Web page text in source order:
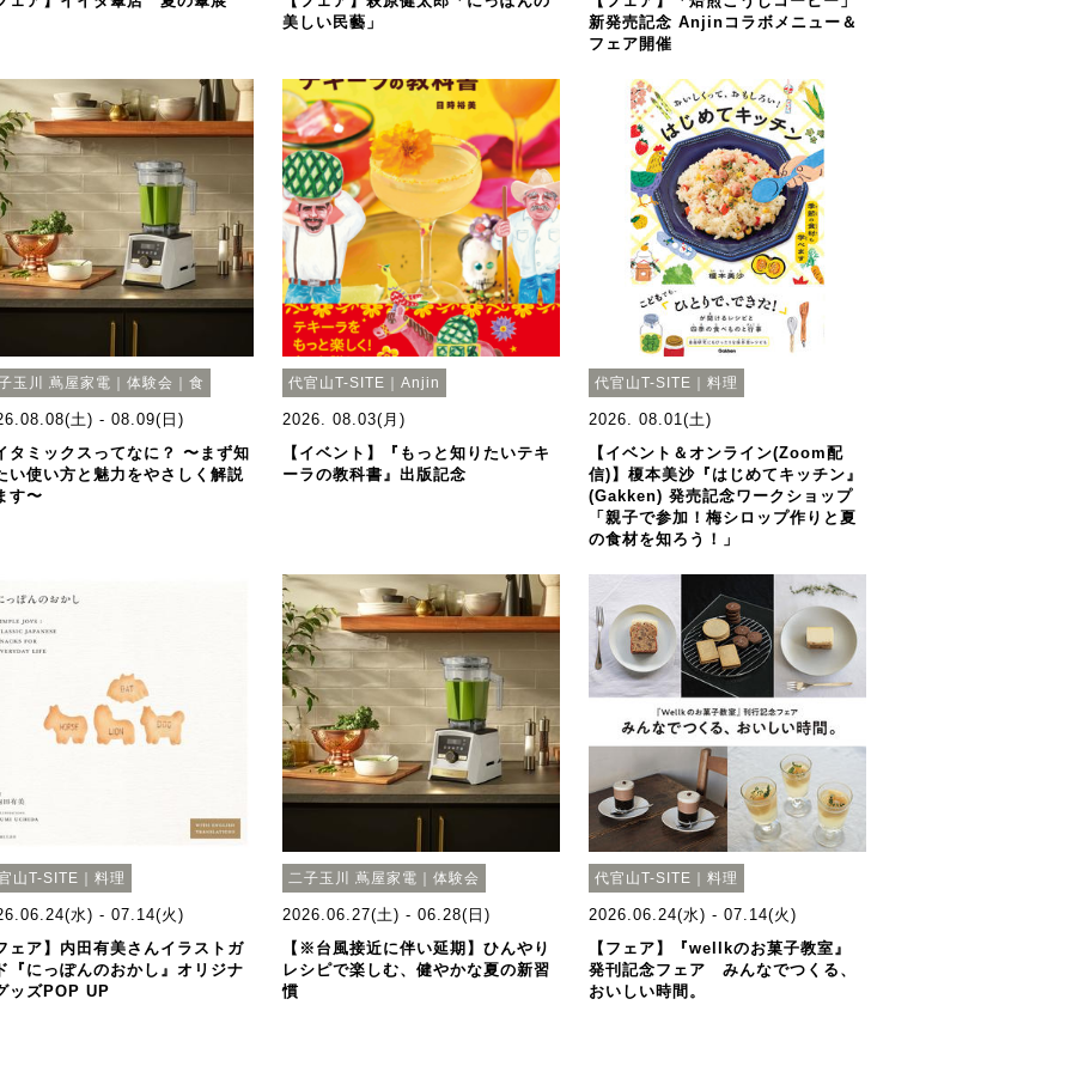
美しい民藝」
新発売記念 Anjinコラボメニュー＆
フェア開催
玉川 蔦屋家電｜体験会｜食
土) - 08.09(日)
タミックスってなに？ 〜まず知
い使い方と魅力をやさしく解説
す〜
代官山T-SITE｜Anjin
2026. 08.03(月)
【イベント】『もっと知りたいテキ
ーラの教科書』出版記念
代官山T-SITE｜料理
2026. 08.01(土)
【イベント＆オンライン(Zoom配
信)】榎本美沙『はじめてキッチン』
(Gakken) 発売記念ワークショップ
「親子で参加！梅シロップ作りと夏
の食材を知ろう！」
山T-SITE｜料理
水) - 07.14(火)
ェア】内田有美さんイラストガ
『にっぽんのおかし』オリジナ
ッズPOP UP
二子玉川 蔦屋家電｜体験会
2026.06.27(土) - 06.28(日)
【※台風接近に伴い延期】ひんやり
レシピで楽しむ、健やかな夏の新習
慣
代官山T-SITE｜料理
2026.06.24(水) - 07.14(火)
【フェア】『wellkのお菓子教室』
発刊記念フェア みんなでつくる、
おいしい時間。